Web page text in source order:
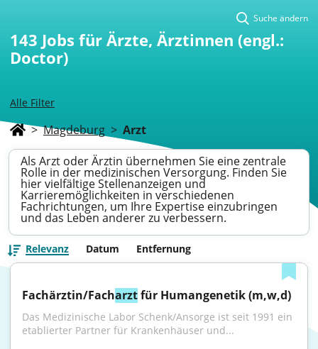
Alle Filter
Suche ändern
143 Jobs für Ärzte, Ärztinnen (engl.:
Doctor)
> Magdeburg > Arzt
Als Arzt oder Ärztin übernehmen Sie eine zentrale
Rolle in der medizinischen Versorgung. Finden Sie
hier vielfältige Stellenanzeigen und
Karrieremöglichkeiten in verschiedenen
Fachrichtungen, um Ihre Expertise einzubringen
und das Leben anderer zu verbessern.
Relevanz Datum Entfernung
Fachärztin/Facharzt für Humangenetik (m,w,d)
Das Medizinische Labor Schenk/Ansorge ist seit 1991 ein
etablierter Partner für Krankenhäuser und...